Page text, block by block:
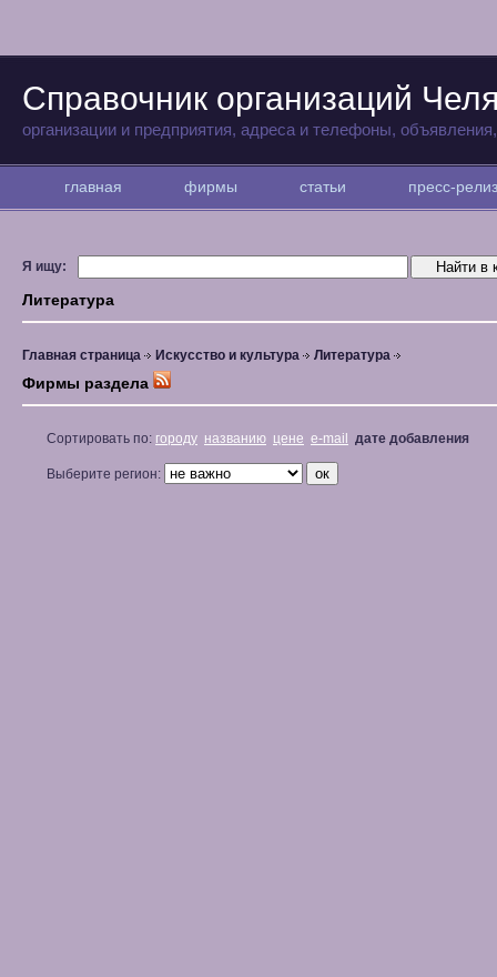
Справочник организаций
организации и предприятия, адреса и телефоны,
главная фирмы статьи пресс-
Я ищу:
Литература
Главная страница Искусство и культура Литература
Фирмы раздела
Сортировать по: городу названию цене e-mail дате добавления
Выберите регион: